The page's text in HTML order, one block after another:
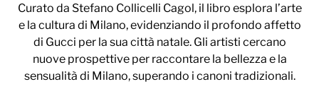
Curato da Stefano Collicelli Cagol, il libro esplora l’arte
e la cultura di Milano, evidenziando il profondo affetto
di Gucci per la sua città natale. Gli artisti cercano
nuove prospettive per raccontare la bellezza e la
sensualità di Milano, superando i canoni tradizionali.